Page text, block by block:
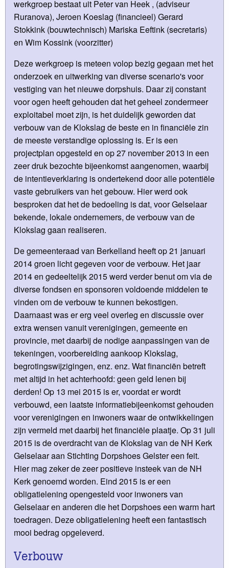
werkgroep bestaat uit Peter van Heek , (adviseur
Ruranova), Jeroen Koeslag (financieel) Gerard
Stokkink (bouwtechnisch) Mariska Eeftink (secretaris)
en Wim Kossink (voorzitter)
Deze werkgroep is meteen volop bezig gegaan met het
onderzoek en uitwerking van diverse scenario's voor
vestiging van het nieuwe dorpshuis. Daar zij constant
voor ogen heeft gehouden dat het geheel zondermeer
exploitabel moet zijn, is het duidelijk geworden dat
verbouw van de Klokslag de beste en in financiële zin
de meeste verstandige oplossing is. Er is een
projectplan opgesteld en op 27 november 2013 in een
zeer druk bezochte bijeenkomst aangenomen, waarbij
de intentieverklaring is ondertekend door alle potentiële
vaste gebruikers van het gebouw. Hier werd ook
besproken dat het de bedoeling is dat, voor Gelselaar
bekende, lokale ondernemers, de verbouw van de
Klokslag gaan realiseren.
De gemeenteraad van Berkelland heeft op 21 januari
2014 groen licht gegeven voor de verbouw. Het jaar
2014 en gedeeltelijk 2015 werd verder benut om via de
diverse fondsen en sponsoren voldoende middelen te
vinden om de verbouw te kunnen bekostigen.
Daarnaast was er erg veel overleg en discussie over
extra wensen vanuit verenigingen, gemeente en
provincie, met daarbij de nodige aanpassingen van de
tekeningen, voorbereiding aankoop Klokslag,
begrotingswijzigingen, enz. enz. Wat financiën betreft
met altijd in het achterhoofd: geen geld lenen bij
derden! Op 13 mei 2015 is er, voordat er wordt
verbouwd, een laatste informatiebijeenkomst gehouden
voor verenigingen en inwoners waar de ontwikkelingen
zijn vermeld met daarbij het financiële plaatje. Op 31 juli
2015 is de overdracht van de Klokslag van de NH Kerk
Gelselaar aan Stichting Dorpshoes Gelster een feit.
Hier mag zeker de zeer positieve insteek van de NH
Kerk genoemd worden. Eind 2015 is er een
obligatielening opengesteld voor inwoners van
Gelselaar en anderen die het Dorpshoes een warm hart
toedragen. Deze obligatielening heeft een fantastisch
mooi bedrag opgeleverd.
Verbouw